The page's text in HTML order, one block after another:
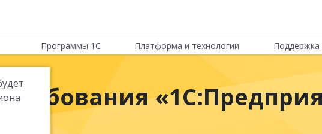
Программы 1С Платформа и технологии Поддержка